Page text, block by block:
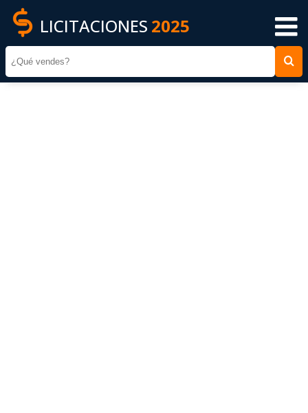
LICITACIONES 2025